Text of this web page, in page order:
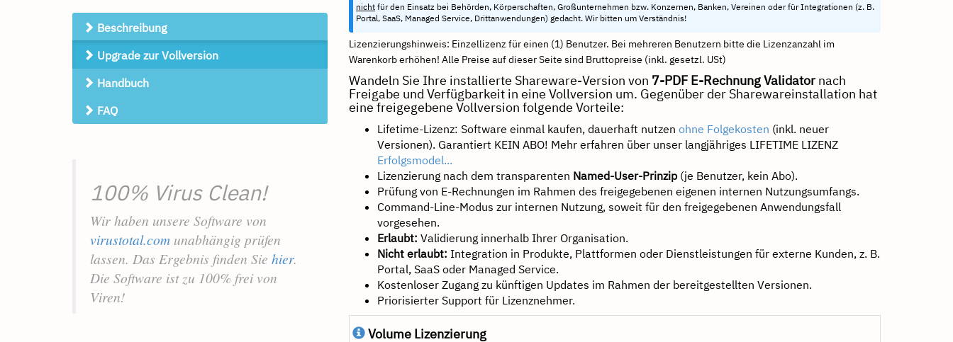
Beschreibung
Upgrade zur Vollversion
Handbuch
FAQ
100% Virus Clean!
Wir haben unsere Software von
virustotal.com unabhängig prüfen
lassen. Das Ergebnis finden Sie hier.
Die Software ist zu 100% frei von
Viren!
nichtfür den Einsatz bei Behörden, Körperschaften, Großunternehmen bzw. Konzernen, Banken, Vereinen oder für Integrationen (z. B.
Portal, SaaS, Managed Service, Drittanwendungen) gedacht. Wir bitten um Verständnis!
Lizenzierungshinweis: Einzellizenz für einen (1) Benutzer. Bei mehreren Benutzern bitte die Lizenzanzahl im
Warenkorb erhöhen! Alle Preise auf dieser Seite sind Bruttopreise (inkl. gesetzl. USt)
Wandeln Sie Ihre installierte Shareware-Version von 7-PDF E-Rechnung Validator nach
Freigabe und Verfügbarkeit in eine Vollversion um. Gegenüber der Sharewareinstallation hat
eine freigegebene Vollversion folgende Vorteile:
Lifetime-Lizenz: Software einmal kaufen, dauerhaft nutzen ohne Folgekosten (inkl. neuer
Versionen). Garantiert KEIN ABO! Mehr erfahren über unser langjähriges LIFETIME LIZENZ
Erfolgsmodel...
Lizenzierung nach dem transparenten Named-User-Prinzip(je Benutzer, kein Abo).
Prüfung von E-Rechnungen im Rahmen des freigegebenen eigenen internen Nutzungsumfangs.
Command-Line-Modus zur internen Nutzung, soweit für den freigegebenen Anwendungsfall
vorgesehen.
Erlaubt: Validierung innerhalb Ihrer Organisation.
Nicht erlaubt: Integration in Produkte, Plattformen oder Dienstleistungen für externe Kunden, z. B.
Portal, SaaS oder Managed Service.
Kostenloser Zugang zu künftigen Updates im Rahmen der bereitgestellten Versionen.
Priorisierter Support für Lizenznehmer.
Volume Lizenzierung